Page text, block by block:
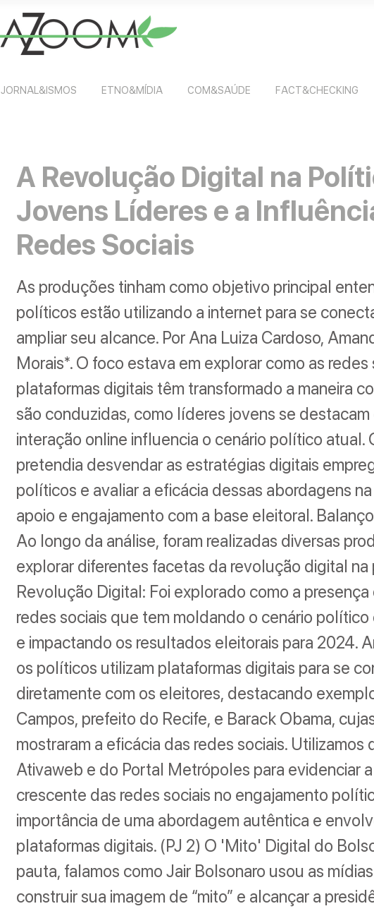
JORNAL&ISMOS ETNO&MÍDIA COM&SAÚDE FACT&CHECKING
A Revolução Digital na
Jovens Líderes e a
Redes Sociais
As produções tinham como objetivo principal
políticos estão utilizando a internet para se
ampliar seu alcance. Por Ana Luiza Cardoso,
Morais*. O foco estava em explorar como as redes
plataformas digitais têm transformado a maneira
são conduzidas, como líderes jovens se destacam
interação online influencia o cenário político atual.
pretendia desvendar as estratégias digitais
políticos e avaliar a eficácia dessas abordagens
apoio e engajamento com a base eleitoral.
Ao longo da análise, foram realizadas diversas
explorar diferentes facetas da revolução digital na
Revolução Digital: Foi explorado como a
redes sociais que tem moldando o cenário
e impactando os resultados eleitorais para 2024.
os políticos utilizam plataformas digitais para se
diretamente com os eleitores, destacando
Campos, prefeito do Recife, e Barack Obama,
mostraram a eficácia das redes sociais. Utilizamos
Ativaweb e do Portal Metrópoles para evidenciar
crescente das redes sociais no engajamento
importância de uma abordagem autêntica e
plataformas digitais. (PJ 2) O 'Mito' Digital do
pauta, falamos como Jair Bolsonaro usou as
construir sua imagem de “mito” e alcançar a